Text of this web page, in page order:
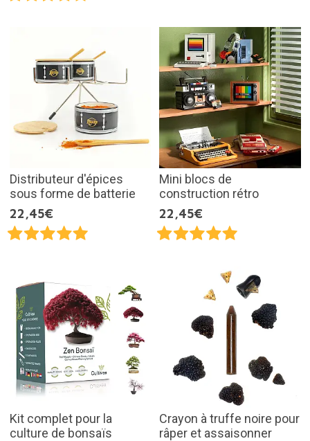
Distributeur d'épices
sous forme de batterie
22,45€
Mini blocs de
construction rétro
22,45€
Kit complet pour la
culture de bonsaïs
Crayon à truffe noire pour
râper et assaisonner